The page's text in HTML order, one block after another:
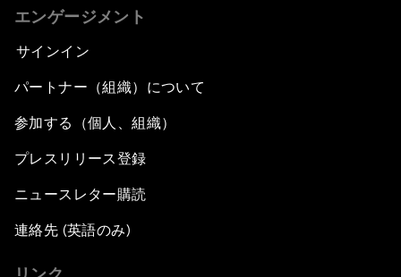
エンゲージメント
サインイン
パートナー（組織）について
参加する（個人、組織）
プレスリリース登録
ニュースレター購読
連絡先 (英語のみ)